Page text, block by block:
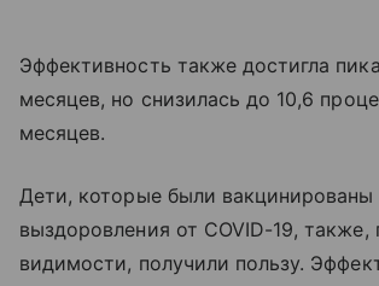
Эффективность также достигла
месяцев, но снизилась до 10,6
месяцев.
Дети, которые были вакцинированы
выздоровления от COVID-19, также,
видимости, получили пользу.